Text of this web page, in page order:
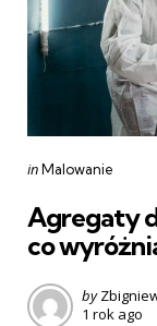
Categories
Posted
inMalowanie
Agregaty
co
Posted
by
by
1 rok ago